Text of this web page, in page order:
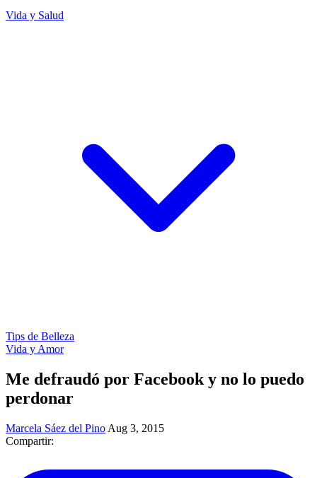
Vida y Salud
Tips de Belleza
Vida y Amor
Me defraudó por Facebook y no lo puedo
perdonar
Marcela Sáez del Pino Aug 3, 2015
Compartir: